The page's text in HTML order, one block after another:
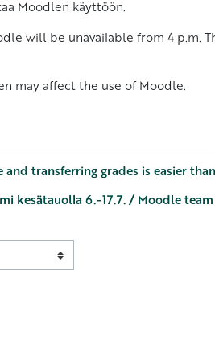
Moodlen käyttöön.
will be unavailable from 4 p.m.
may affect the use of Moodle.
transferring grades is easier
kesätauolla 6.-17.7. / Moodle